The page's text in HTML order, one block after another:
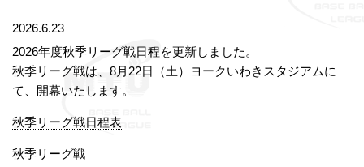
2026.6.23
2026年度秋季リーグ戦日程を更新しました。
秋季リーグ戦は、8月22日（土）ヨークいわきスタジアムに
て、開幕いたします。
秋季リーグ戦日程表
秋季リーグ戦